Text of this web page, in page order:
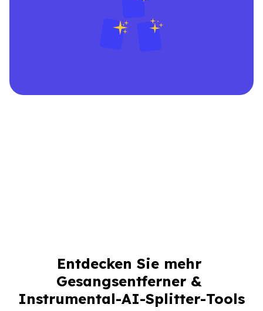
Entdecken Sie mehr
Gesangsentferner &
Instrumental-AI-Splitter-Tools